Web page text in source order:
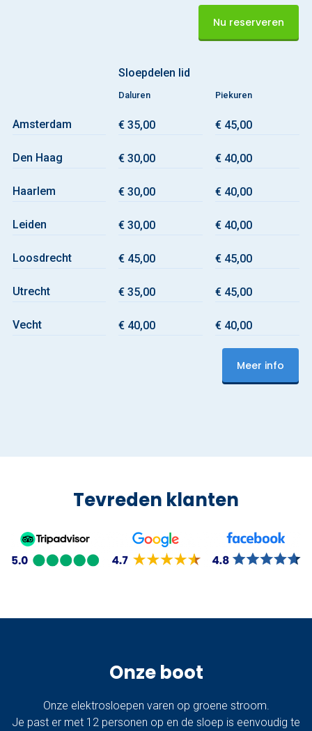
Nu reserveren
Sloepdelen lid
Daluren Piekuren
Meer info
Amsterdam € 35,00 € 45,00
Den Haag € 30,00 € 40,00
Haarlem € 30,00 € 40,00
Leiden € 30,00 € 40,00
Loosdrecht € 45,00 € 45,00
Utrecht € 35,00 € 45,00
Vecht € 40,00 € 40,00
Tevreden klanten
Onze boot
Onze elektrosloepen varen op groene stroom.
Je past er met 12 personen op en de sloep is eenvoudig te